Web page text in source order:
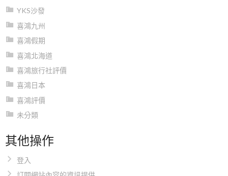
YKS沙發
喜鴻九州
喜鴻假期
喜鴻北海道
喜鴻旅行社評價
喜鴻日本
喜鴻評價
未分類
其他操作
登入